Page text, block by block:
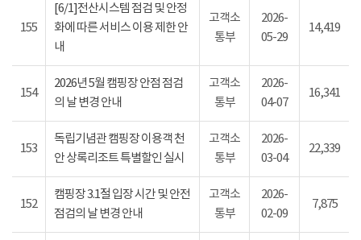
155
[6/1]전산시스템 점검 및 안정
화에 따른 서비스 이용 제한 안
내
고객소
통부
2026-
05-29
14,419
154
2026년 5월 캠핑장 안점 점검
의 날 변경 안내
고객소
통부
2026-
04-07
16,341
153
독립기념관 캠핑장 이용객 천
안 상록리조트 특별할인 실시
고객소
통부
2026-
03-04
22,339
152
캠핑장 3.1절 입장 시간 및 안전
점검의 날 변경 안내
고객소
통부
2026-
02-09
7,875